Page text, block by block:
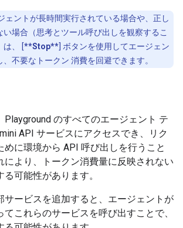
ェントが長時間実行されている場合や、正し
い場合（思考とツール呼び出しを観察するこ
は、 [**Stop** ] ボタンを使用してエージェン
、不要なトークン 消費を回避できます。
Playground のすべてのエージェント テ
API サービスにアクセスでき、リク
めに環境から API 呼び出しを行うこと
により、トークン消費量に反映されない
可能性があります。
サービスを追加すると、エージェントが
これらのサービスを呼び出すことで、